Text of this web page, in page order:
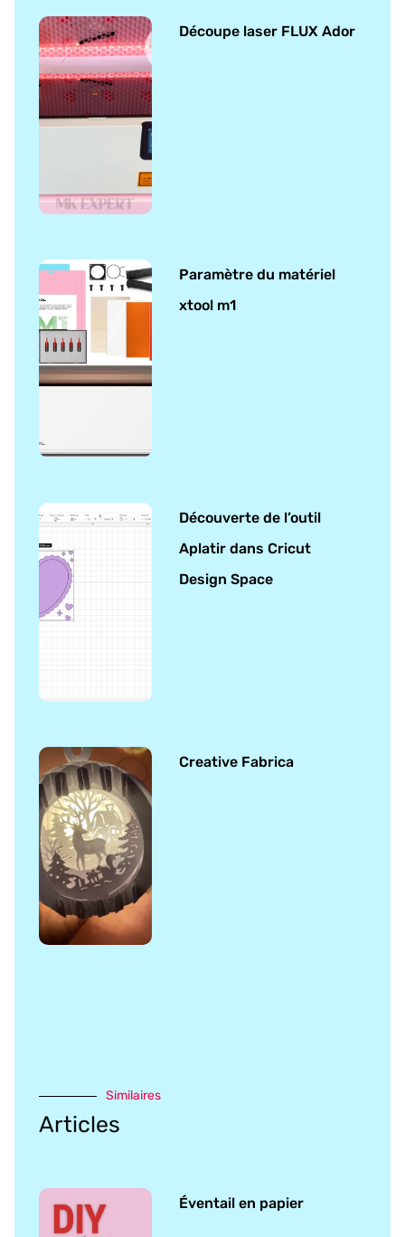
Découpe laser FLUX Ador
Paramètre du matériel
xtool m1
Découverte de l’outil
Aplatir dans Cricut
Design Space
Creative Fabrica
Similaires
Articles
Éventail en papier